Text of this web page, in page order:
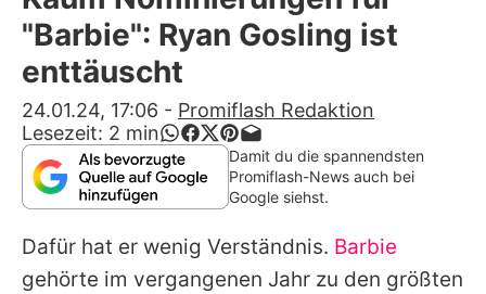
Alle Themen auf Promiflash
App runterladen
Team
Redaktionelle Richtlinien
Impressum
"Barbie": Ryan Gosling ist
enttäuscht
24.01.24, 17:06 - Promiflash Redaktion
Lesezeit: 2 min
Damit du die spannendsten
Promiflash-News auch bei
Google siehst.
Dafür hat er wenig Verständnis. Barbie
gehörte im vergangenen Jahr zu den größten